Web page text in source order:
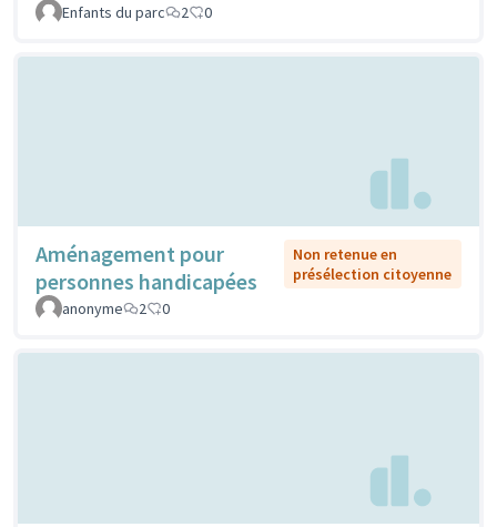
Enfants du parc 2 0
Aménagement pour
personnes handicapées
Non retenue en
présélection citoyenne
anonyme
2 0